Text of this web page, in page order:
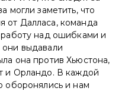
могли заметить, что
от Далласа, команда
работу над ошибками и
выдавали
она против Хьюстона,
и Орландо. В каждой
оборонялись и нам